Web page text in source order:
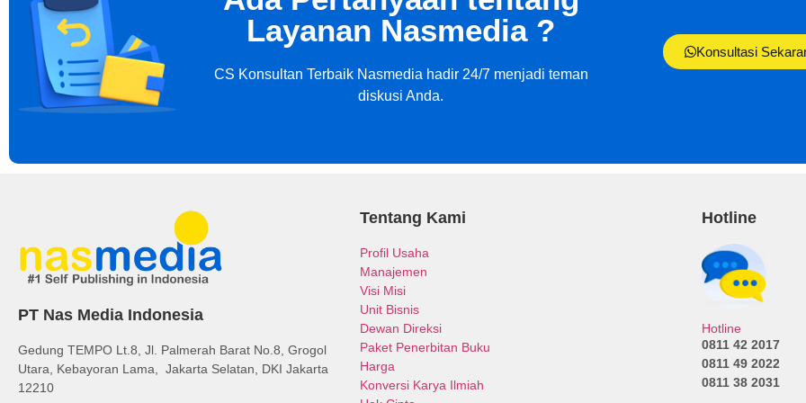
Layanan Nasmedia ?
CS Konsultan Terbaik Nasmedia hadir 24/7 menjadi teman
diskusi Anda.
Konsultasi
PT Nas Media Indonesia
Gedung TEMPO Lt.8, Jl. Palmerah Barat No.8, Grogol
Utara, Kebayoran Lama, Jakarta Selatan, DKI Jakarta
12210
Tentang Kami
Profil Usaha
Manajemen
Visi Misi
Unit Bisnis
Dewan Direksi
Paket Penerbitan Buku
Harga
Konversi Karya Ilmiah
Hotline
Hotline
0811 42 2017
0811 49 2022
0811 38 2031